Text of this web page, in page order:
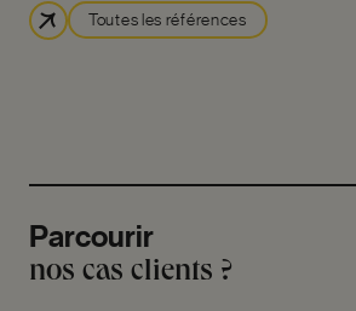
Toutes les références
Parcourir
nos cas clients ?